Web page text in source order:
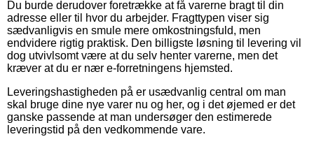
Du burde derudover foretrække at få varerne bragt til din
adresse eller til hvor du arbejder. Fragttypen viser sig
sædvanligvis en smule mere omkostningsfuld, men
endvidere rigtig praktisk. Den billigste løsning til levering vil
dog utvivlsomt være at du selv henter varerne, men det
kræver at du er nær e-forretningens hjemsted.
Leveringshastigheden på er usædvanlig central om man
skal bruge dine nye varer nu og her, og i det øjemed er det
ganske passende at man undersøger den estimerede
leveringstid på den vedkommende vare.